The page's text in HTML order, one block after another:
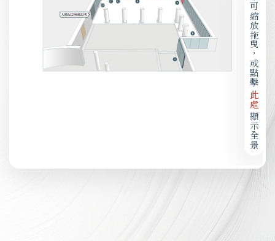
可縮放拖曳，或點擊
此處
顯示全景